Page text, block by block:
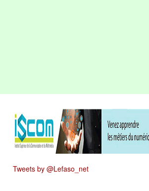
Tweets by @Lefaso_net